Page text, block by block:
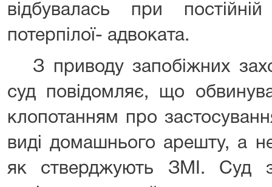
відбувалась при
потерпілої- адвоката.
З приводу запобіжних
суд повідомляє, що
клопотанням про
виді домашнього арешту, а
як стверджують ЗМІ. Суд